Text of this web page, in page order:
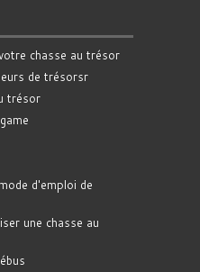
chasse au trésor
de trésorsr
trésor
d'emploi de
une chasse au